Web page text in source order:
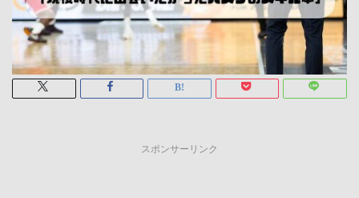
スポンサーリンク